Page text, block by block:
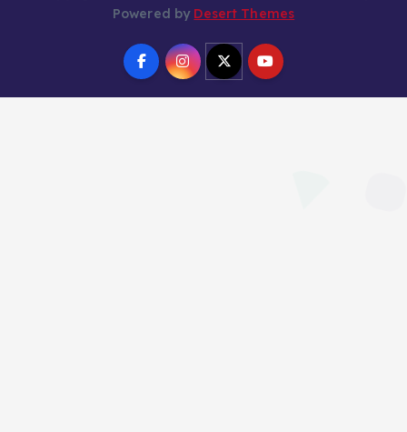
Powered by Desert Themes